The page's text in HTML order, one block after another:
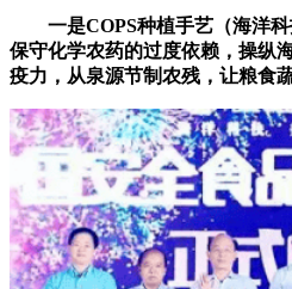
一是COPS种植手艺（海洋科
保守化学农药的过度依赖，操纵
疫力，从泉源节制农残，让粮食